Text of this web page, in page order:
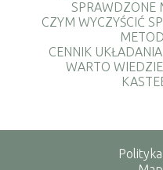
SPRAWDZONE
CZYM WYCZYŚCIĆ
CENNIK
WARTO